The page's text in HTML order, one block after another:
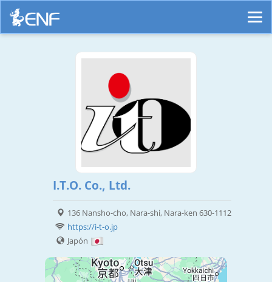
I.T.O. Co., Ltd.
136 Nansho-cho, Nara-shi, Nara-ken 630-1112
https://i-t-o.jp
Japón